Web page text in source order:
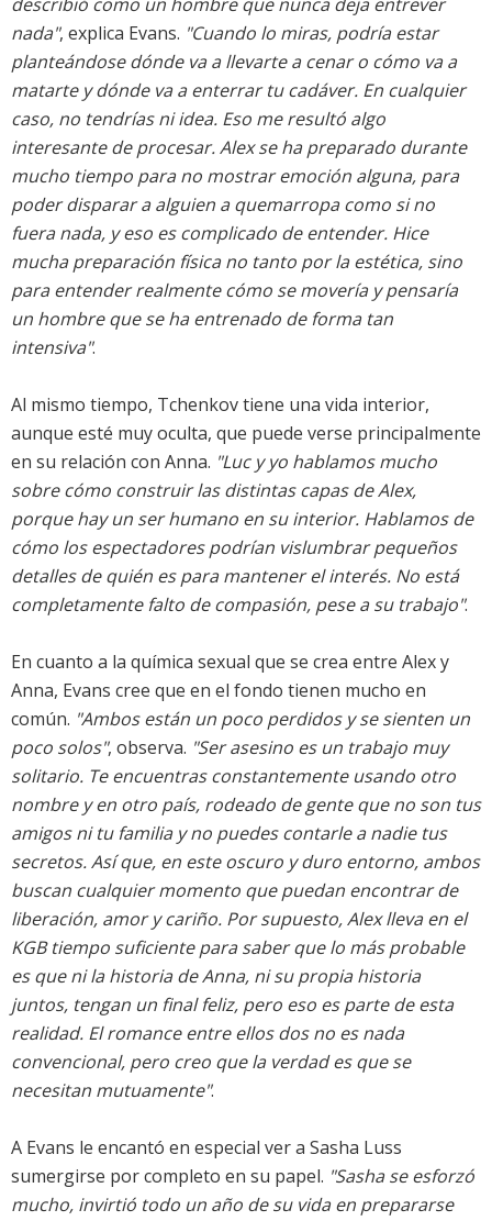
nada", explica Evans. "Cuando lo miras, podría estar
planteándose dónde va a llevarte a cenar o cómo va a
matarte y dónde va a enterrar tu cadáver. En cualquier
caso, no tendrías ni idea. Eso me resultó algo
interesante de procesar. Alex se ha preparado durante
mucho tiempo para no mostrar emoción alguna, para
poder disparar a alguien a quemarropa como si no
fuera nada, y eso es complicado de entender. Hice
mucha preparación física no tanto por la estética, sino
para entender realmente cómo se movería y pensaría
un hombre que se ha entrenado de forma tan
intensiva".
Al mismo tiempo, Tchenkov tiene una vida interior,
aunque esté muy oculta, que puede verse principalmente
en su relación con Anna. "Luc y yo hablamos mucho
sobre cómo construir las distintas capas de Alex,
porque hay un ser humano en su interior. Hablamos de
cómo los espectadores podrían vislumbrar pequeños
detalles de quién es para mantener el interés. No está
completamente falto de compasión, pese a su trabajo".
En cuanto a la química sexual que se crea entre Alex y
Anna, Evans cree que en el fondo tienen mucho en
común. "Ambos están un poco perdidos y se sienten un
poco solos", observa. "Ser asesino es un trabajo muy
solitario. Te encuentras constantemente usando otro
nombre y en otro país, rodeado de gente que no son tus
amigos ni tu familia y no puedes contarle a nadie tus
secretos. Así que, en este oscuro y duro entorno, ambos
buscan cualquier momento que puedan encontrar de
liberación, amor y cariño. Por supuesto, Alex lleva en el
KGB tiempo suficiente para saber que lo más probable
es que ni la historia de Anna, ni su propia historia
juntos, tengan un final feliz, pero eso es parte de esta
realidad. El romance entre ellos dos no es nada
convencional, pero creo que la verdad es que se
necesitan mutuamente".
A Evans le encantó en especial ver a Sasha Luss
sumergirse por completo en su papel. "Sasha se esforzó
mucho, invirtió todo un año de su vida en prepararse